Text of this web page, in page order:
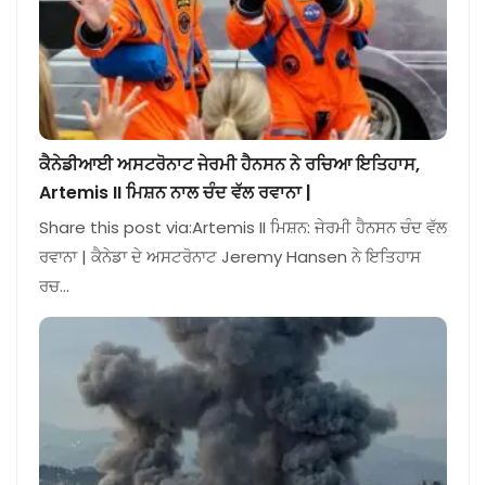
ਕੈਨੇਡੀਆਈ ਅਸਟਰੋਨਾਟ ਜੇਰਮੀ ਹੈਨਸਨ ਨੇ ਰਚਿਆ ਇਤਿਹਾਸ,
Artemis II ਮਿਸ਼ਨ ਨਾਲ ਚੰਦ ਵੱਲ ਰਵਾਨਾ |
Share this post via:Artemis II ਮਿਸ਼ਨ: ਜੇਰਮੀ ਹੈਨਸਨ ਚੰਦ ਵੱਲ
ਰਵਾਨਾ | ਕੈਨੇਡਾ ਦੇ ਅਸਟਰੋਨਾਟ Jeremy Hansen ਨੇ ਇਤਿਹਾਸ
ਰਚ…